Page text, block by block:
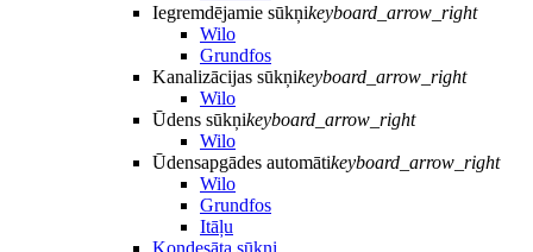
Iegremdējamie sūkņikeyboard_arrow_right
Wilo
Grundfos
Kanalizācijas sūkņikeyboard_arrow_right
Wilo
Ūdens sūkņikeyboard_arrow_right
Wilo
Ūdensapgādes automātikeyboard_arrow_right
Wilo
Grundfos
Itāļu
Kondesāta sūkņi